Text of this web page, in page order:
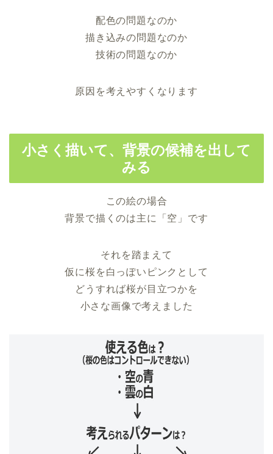
配色の問題なのか
描き込みの問題なのか
技術の問題なのか
原因を考えやすくなります
小さく描いて、背景の候補を出して
みる
この絵の場合
背景で描くのは主に「空」です
それを踏まえて
仮に桜を白っぽいピンクとして
どうすれば桜が目立つかを
小さな画像で考えました